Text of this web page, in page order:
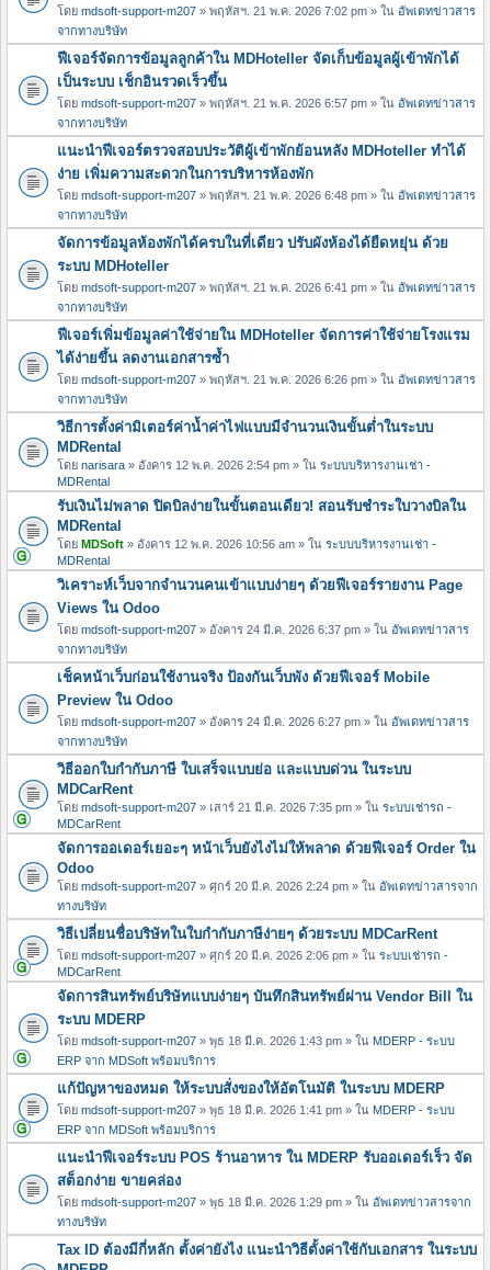
โดย mdsoft-support-m207 » พฤหัสฯ. 21 พ.ค. 2026 7:02 pm » ใน อัพเดทข่าวสาร
จากทางบริษัท
ฟีเจอร์จัดการข้อมูลลูกค้าใน MDHoteller จัดเก็บข้อมูลผู้เข้าพักได้
เป็นระบบ เช็กอินรวดเร็วขึ้น
โดย mdsoft-support-m207 » พฤหัสฯ. 21 พ.ค. 2026 6:57 pm » ใน อัพเดทข่าวสาร
จากทางบริษัท
แนะนำฟีเจอร์ตรวจสอบประวัติผู้เข้าพักย้อนหลัง MDHoteller ทำได้
ง่าย เพิ่มความสะดวกในการบริหารห้องพัก
โดย mdsoft-support-m207 » พฤหัสฯ. 21 พ.ค. 2026 6:48 pm » ใน อัพเดทข่าวสาร
จากทางบริษัท
จัดการข้อมูลห้องพักได้ครบในที่เดียว ปรับผังห้องได้ยืดหยุ่น ด้วย
ระบบ MDHoteller
โดย mdsoft-support-m207 » พฤหัสฯ. 21 พ.ค. 2026 6:41 pm » ใน อัพเดทข่าวสาร
จากทางบริษัท
ฟีเจอร์เพิ่มข้อมูลค่าใช้จ่ายใน MDHoteller จัดการค่าใช้จ่ายโรงแรม
ได้ง่ายขึ้น ลดงานเอกสารซ้ำ
โดย mdsoft-support-m207 » พฤหัสฯ. 21 พ.ค. 2026 6:26 pm » ใน อัพเดทข่าวสาร
จากทางบริษัท
วิธีการตั้งค่ามิเตอร์ค่าน้ำค่าไฟแบบมีจำนวนเงินขั้นต่ำในระบบ
MDRental
โดย narisara » อังคาร 12 พ.ค. 2026 2:54 pm » ใน ระบบบริหารงานเช่า -
MDRental
รับเงินไม่พลาด ปิดบิลง่ายในขั้นตอนเดียว! สอนรับชำระใบวางบิลใน
MDRental
โดย MDSoft » อังคาร 12 พ.ค. 2026 10:56 am » ใน ระบบบริหารงานเช่า -
MDRental
วิเคราะห์เว็บจากจำนวนคนเข้าแบบง่ายๆ ด้วยฟีเจอร์รายงาน Page
Views ใน Odoo
โดย mdsoft-support-m207 » อังคาร 24 มี.ค. 2026 6:37 pm » ใน อัพเดทข่าวสาร
จากทางบริษัท
เช็คหน้าเว็บก่อนใช้งานจริง ป้องกันเว็บพัง ด้วยฟีเจอร์ Mobile
Preview ใน Odoo
โดย mdsoft-support-m207 » อังคาร 24 มี.ค. 2026 6:27 pm » ใน อัพเดทข่าวสาร
จากทางบริษัท
วิธีออกใบกำกับภาษี ใบเสร็จแบบย่อ และแบบด่วน ในระบบ
MDCarRent
โดย mdsoft-support-m207 » เสาร์ 21 มี.ค. 2026 7:35 pm » ใน ระบบเช่ารถ -
MDCarRent
จัดการออเดอร์เยอะๆ หน้าเว็บยังไงไม่ให้พลาด ด้วยฟีเจอร์ Order ใน
Odoo
โดย mdsoft-support-m207 » ศุกร์ 20 มี.ค. 2026 2:24 pm » ใน อัพเดทข่าวสารจาก
ทางบริษัท
วิธีเปลี่ยนชื่อบริษัทในใบกำกับภาษีง่ายๆ ด้วยระบบ MDCarRent
โดย mdsoft-support-m207 » ศุกร์ 20 มี.ค. 2026 2:06 pm » ใน ระบบเช่ารถ -
MDCarRent
จัดการสินทรัพย์บริษัทแบบง่ายๆ บันทึกสินทรัพย์ผ่าน Vendor Bill ใน
ระบบ MDERP
โดย mdsoft-support-m207 » พุธ 18 มี.ค. 2026 1:43 pm » ใน MDERP - ระบบ
ERP จาก MDSoft พร้อมบริการ
แก้ปัญหาของหมด ให้ระบบสั่งของให้อัตโนมัติ ในระบบ MDERP
โดย mdsoft-support-m207 » พุธ 18 มี.ค. 2026 1:41 pm » ใน MDERP - ระบบ
ERP จาก MDSoft พร้อมบริการ
แนะนำฟีเจอร์ระบบ POS ร้านอาหาร ใน MDERP รับออเดอร์เร็ว จัด
สต็อกง่าย ขายคล่อง
โดย mdsoft-support-m207 » พุธ 18 มี.ค. 2026 1:29 pm » ใน อัพเดทข่าวสารจาก
ทางบริษัท
Tax ID ต้องมีกี่หลัก ตั้งค่ายังไง แนะนำวิธีตั้งค่าใช้กับเอกสาร ในระบบ